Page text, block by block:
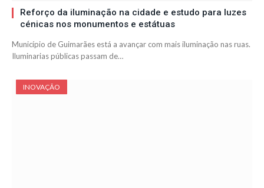
Reforço da iluminação na cidade e estudo para luzes
cénicas nos monumentos e estátuas
Município de Guimarães está a avançar com mais iluminação nas ruas.
Iluminarias públicas passam de…
INOVAÇÃO